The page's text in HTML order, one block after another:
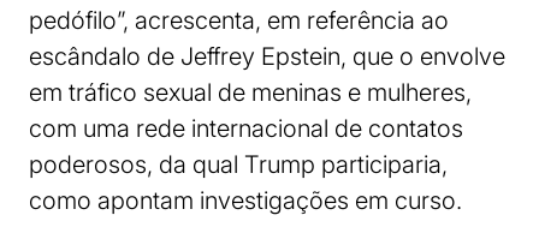
pedófilo”, acrescenta, em referência ao
escândalo de Jeffrey Epstein, que o envolve
em tráfico sexual de meninas e mulheres,
com uma rede internacional de contatos
poderosos, da qual Trump participaria,
como apontam investigações em curso.